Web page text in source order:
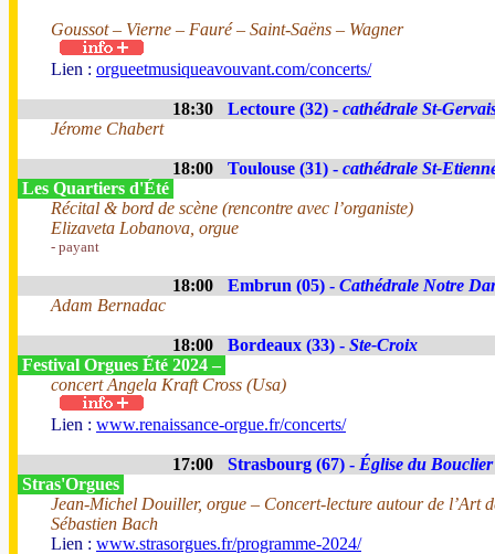
Goussot – Vierne – Fauré – Saint-Saëns – Wagner
Lien : orgueetmusiqueavouvant.com/concerts/
18:30 Lectoure (32) - cathédrale St-
Jérome Chabert
18:00 Toulouse (31) - cathédrale St-
Les Quartiers d'Été
Récital & bord de scène (rencontre avec l’organiste)
Elizaveta Lobanova, orgue
- payant
18:00 Embrun (05) - Cathédrale Notre
Adam Bernadac
18:00 Bordeaux (33) - Ste-Croix
Festival Orgues Été 2024 –
concert Angela Kraft Cross (Usa)
Lien : www.renaissance-orgue.fr/concerts/
17:00 Strasbourg (67) - Église du Bouclier
Stras'Orgues
Jean-Michel Douiller, orgue – Concert-lecture autour de l’Art
Sébastien Bach
Lien : www.strasorgues.fr/programme-2024/